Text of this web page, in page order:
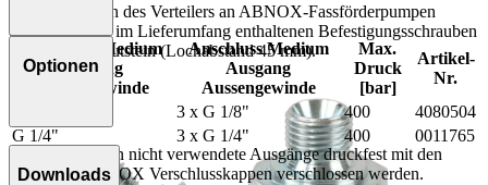
Zum Befestigen des Verteilers an ABNOX-Fassförderpumpen
eignen sich die im Lieferumfang enthaltenen Befestigungsschrauben
M6x16 inkl. Nutstein (Lochabstand 45 mm).
Anschluss Medium
Eingang
Aussengewinde
Anschluss Medium
Ausgang
Aussengewinde
Max.
Druck
[bar]
Artikel-
Nr.
3 x G 1/8" 400
4080504
G 1/4"
3 x G 1/4" 400 0011765
Optionen
Optional können nicht verwendete Ausgänge druckfest mit den
folgenden ABNOX Verschlusskappen verschlossen werden.
Downloads